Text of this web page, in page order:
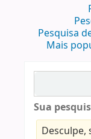
Pesquisa
Mais
Sua
Desculpe,